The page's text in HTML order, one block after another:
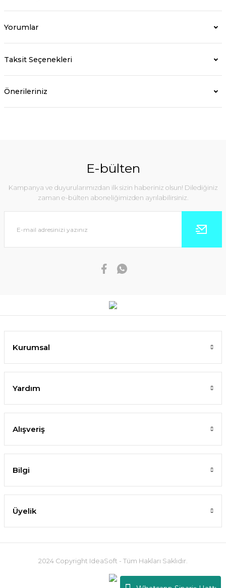
Yorumlar
Taksit Seçenekleri
Önerileriniz
E-bülten
Kampanya ve duyurularımızdan ilk sizin haberiniz olsun! Dilediğiniz
zaman e-bülten aboneliğimizden ayrılabilirsiniz.
Kurumsal
Yardım
Alışveriş
Bilgi
Üyelik
2024 Copyright IdeaSoft - Tüm Hakları Saklıdır.